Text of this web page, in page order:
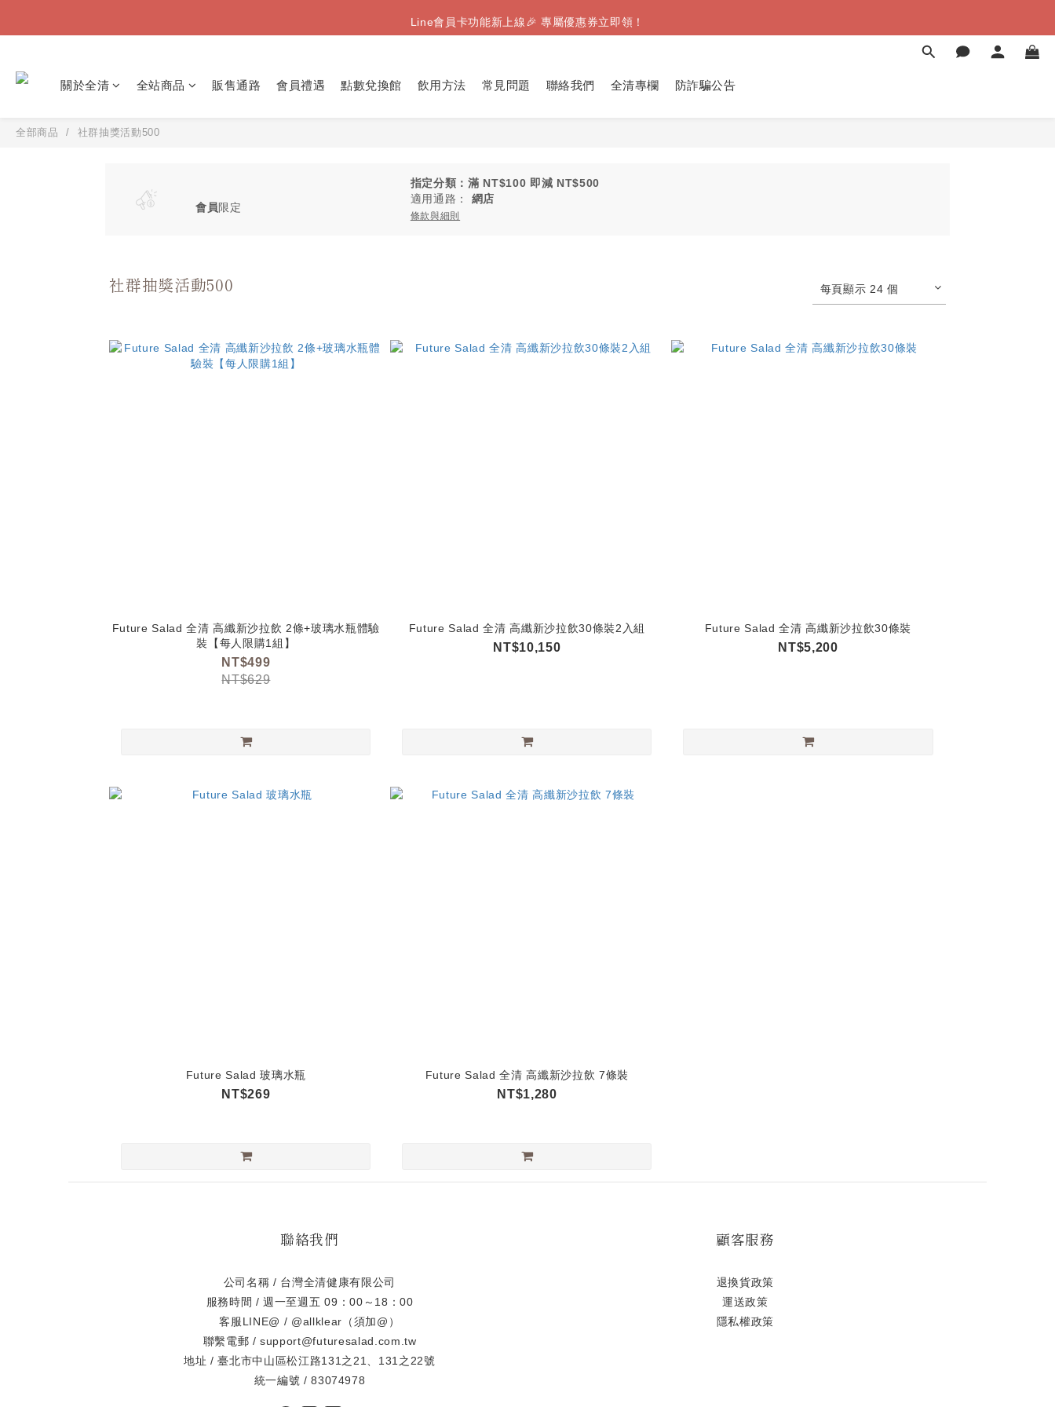
【8月限定】全家取件｜滿千送Famiice霜淇淋（數量有限，送完為止）
Line會員卡功能新上線🎉 專屬優惠券立即領！
關於全清 全站商品 販售通路 會員禮遇 點數兌換館 飲用方法 常見問題 聯絡我們 全清專欄 防詐騙公告
全部商品 社群抽獎活動500
會員限定
指定分類：滿 NT$100 即減 NT$500
適用通路： 網店
條款與細則
社群抽獎活動500 每頁顯示 24 個
Future Salad 全清 高纖新沙拉飲 2條+玻璃水瓶體驗
裝【每人限購1組】
NT$499
NT$629
Future Salad 全清 高纖新沙拉飲30條裝2入組
NT$10,150
Future Salad 全清 高纖新沙拉飲30條裝
NT$5,200
Future Salad 玻璃水瓶
NT$269
Future Salad 全清 高纖新沙拉飲 7條裝
NT$1,280
聯絡我們
公司名稱 / 台灣全清健康有限公司
服務時間 / 週一至週五 09：00～18：00
客服LINE@ / @allklear（須加@）
聯繫電郵 / support@futuresalad.com.tw
地址 / 臺北市中山區松江路131之21、131之22號
統一編號 / 83074978
顧客服務
退換貨政策
運送政策
隱私權政策